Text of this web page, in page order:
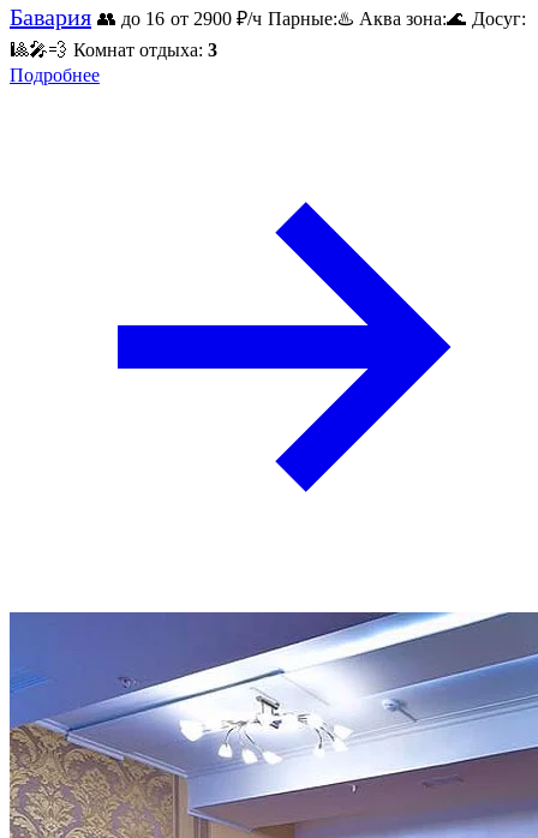
Бавария 👥 до 16 от 2900 ₽/ч Парные:♨️ Аква зона:🌊 Досуг:
🎱🎤💨 Комнат отдыха: 3
Подробнее